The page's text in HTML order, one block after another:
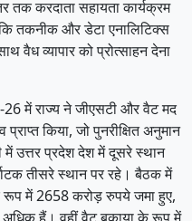
करदाता सहायता कार्यक्रम
तकनीक और डेटा एनालिटिक्स
वैध व्यापार को प्रोत्साहन देना
26 में राज्य ने जीएसटी और वैट मद
किया, जो पुनरीक्षित अनुमान
उत्तर प्रदेश देश में दूसरे स्थान
तीसरे स्थान पर रहे। बैठक में
रूप में 2658 करोड़ रुपये जमा हुए,